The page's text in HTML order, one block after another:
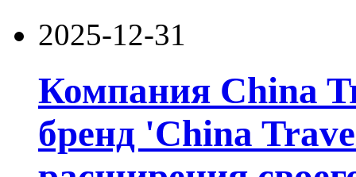
2025-12-31
Компания China
бренд 'China